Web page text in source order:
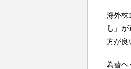
海外株
し 」
方が良
為替ヘ